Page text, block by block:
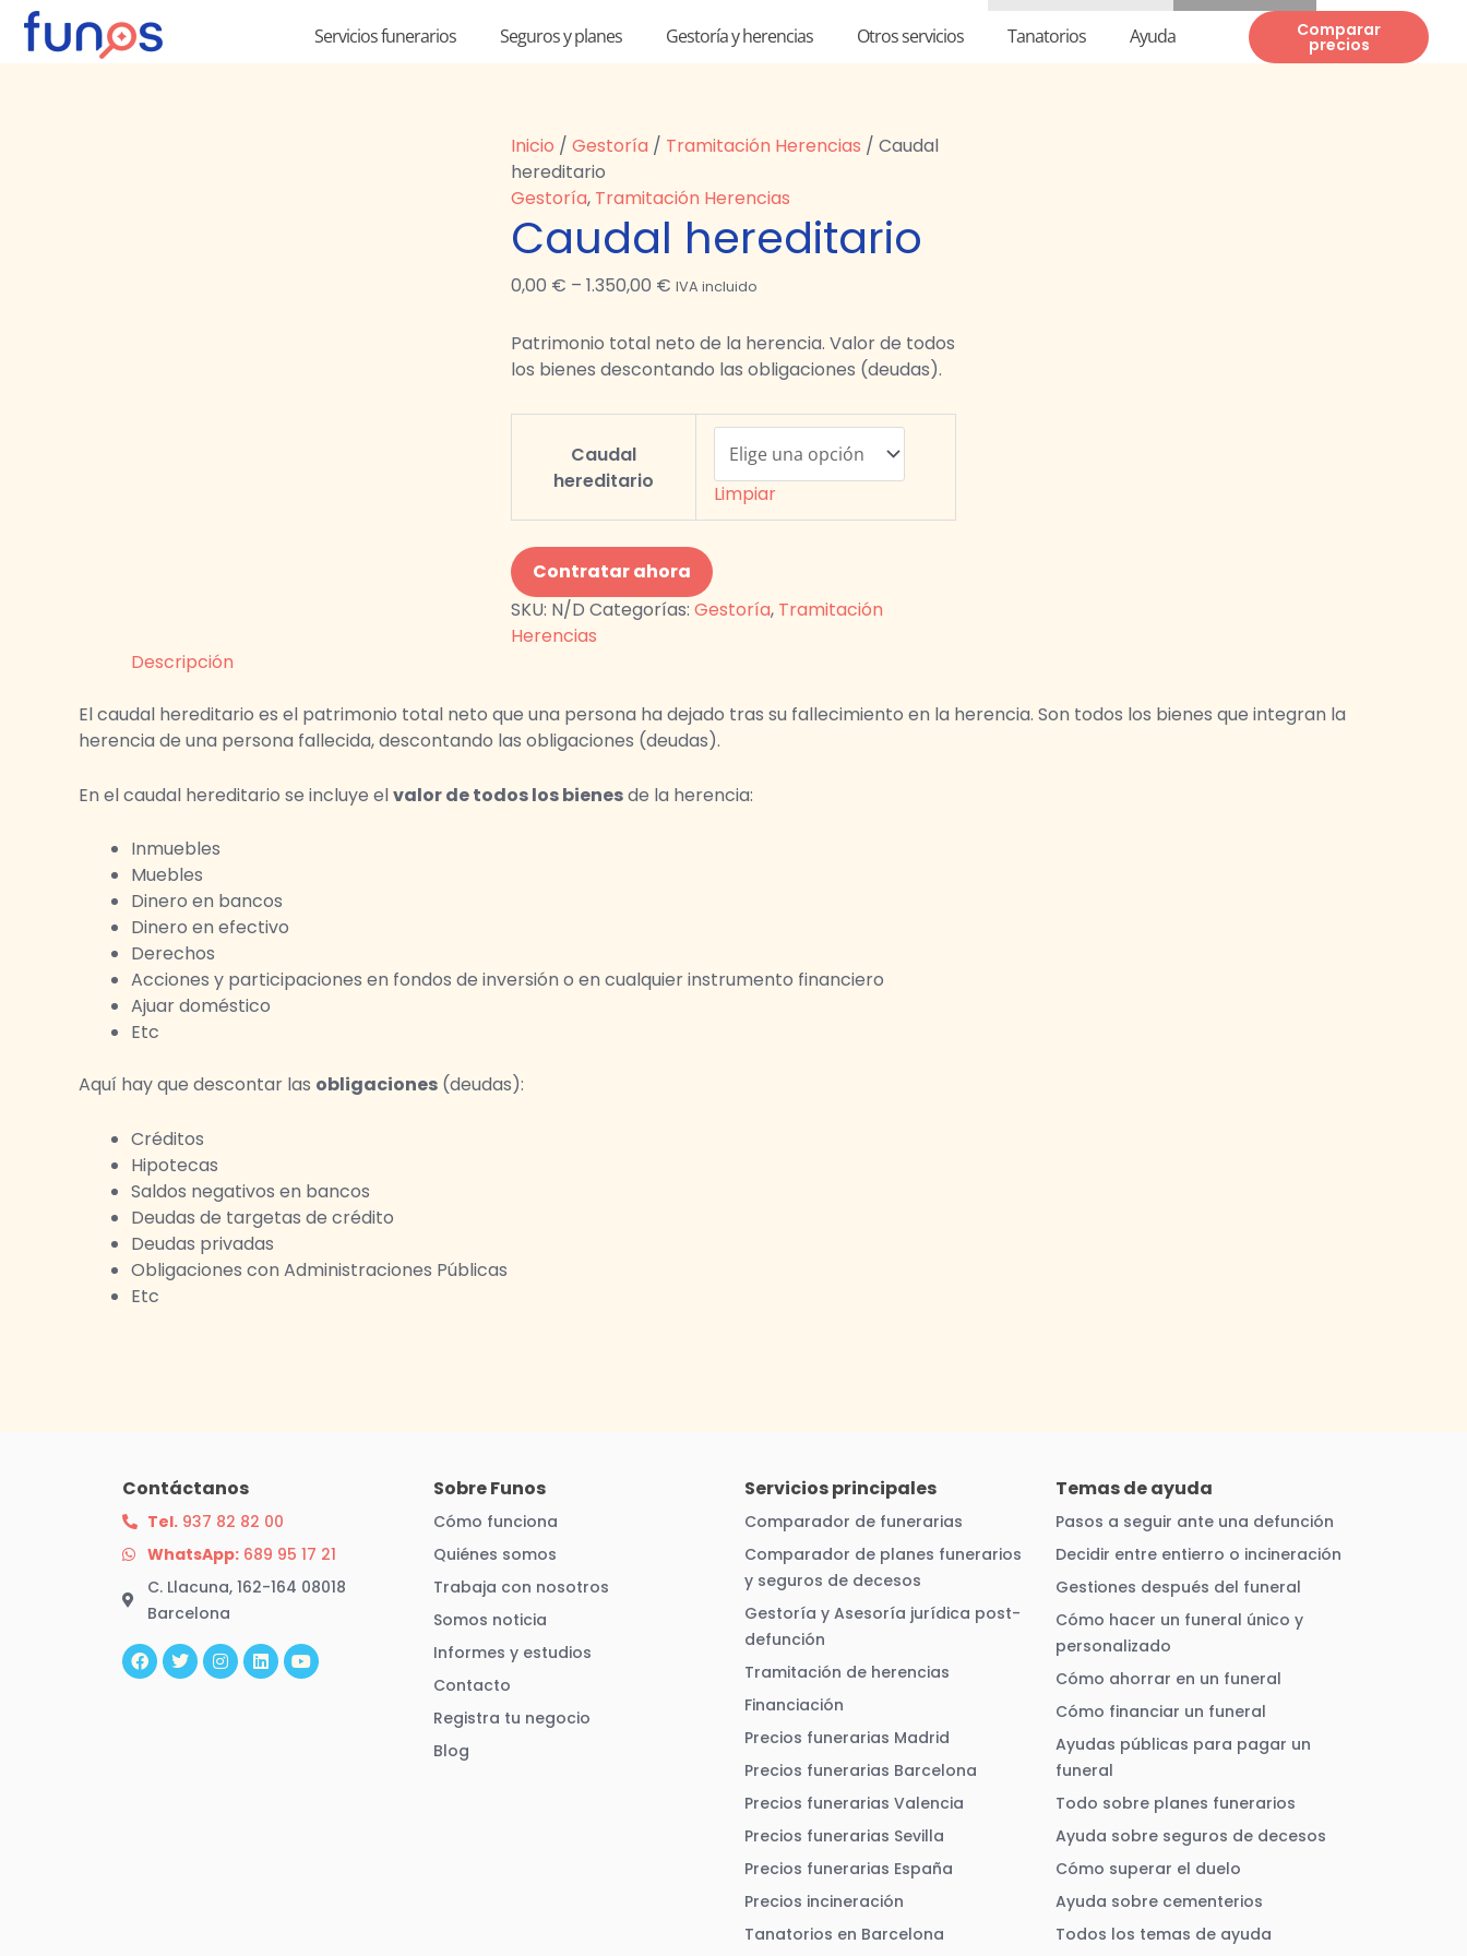
937 82 82 00
Servicios funerarios Seguros y planes Gestoría y herencias Otros servicios Tanatorios Ayuda Comparar
precios
Inicio / Gestoría / Tramitación Herencias / Caudal
hereditario
Gestoría, Tramitación Herencias
Caudal hereditario
0,00 € – 1.350,00 € IVA incluido
Patrimonio total neto de la herencia. Valor de todos
los bienes descontando las obligaciones (deudas).
Caudal
hereditario
Limpiar
Caudal
hereditario
cantidad
Contratar ahora
SKU: N/D Categorías: Gestoría, Tramitación
Herencias
Descripción
El caudal hereditario es el patrimonio total neto que una persona ha dejado tras su fallecimiento en la herencia. Son todos los bienes que integran la
herencia de una persona fallecida, descontando las obligaciones (deudas).
En el caudal hereditario se incluye elvalor de todos los bienesde la herencia:
Inmuebles
Muebles
Dinero en bancos
Dinero en efectivo
Derechos
Acciones y participaciones en fondos de inversión o en cualquier instrumento financiero
Ajuar doméstico
Etc
Aquí hay que descontar las obligaciones (deudas):
Créditos
Hipotecas
Saldos negativos en bancos
Deudas de targetas de crédito
Deudas privadas
Obligaciones con Administraciones Públicas
Etc
Contáctanos
Tel.937 82 82 00
WhatsApp:689 95 17 21
C. Llacuna, 162-164 08018
Barcelona
a
c
e
w
i
t
n
s
t
i
n
k
o
u
t
Sobre Funos
Cómo funciona
Quiénes somos
Trabaja con nosotros
Somos noticia
Informes y estudios
Contacto
Registra tu negocio
Blog
Servicios principales
Comparador de funerarias
Comparador de planes funerarios
y seguros de decesos
Gestoría y Asesoría jurídica post-
defunción
Tramitación de herencias
Financiación
Precios funerarias Madrid
Precios funerarias Barcelona
Precios funerarias Valencia
Precios funerarias Sevilla
Precios funerarias España
Precios incineración
Tanatorios en Barcelona
Temas de ayuda
Pasos a seguir ante una defunción
Decidir entre entierro o incineración
Gestiones después del funeral
Cómo hacer un funeral único y
personalizado
Cómo ahorrar en un funeral
Cómo financiar un funeral
Ayudas públicas para pagar un
funeral
Todo sobre planes funerarios
Ayuda sobre seguros de decesos
Cómo superar el duelo
Ayuda sobre cementerios
Todos los temas de ayuda